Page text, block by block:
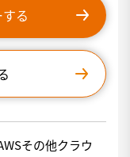
る
その他クラウ